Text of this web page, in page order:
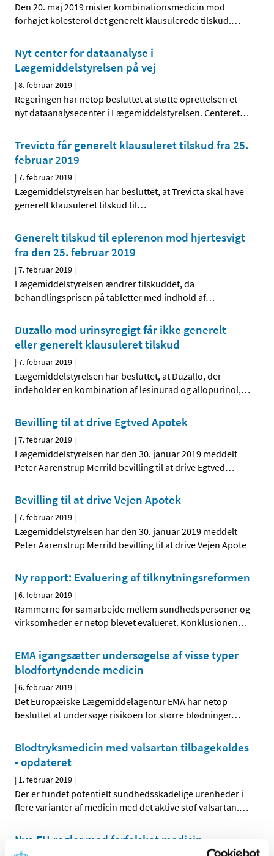
Den 20. maj 2019 mister kombinationsmedicin mod
forhøjet kolesterol det generelt klausulerede tilskud.…
Nyt center for dataanalyse i
Lægemiddelstyrelsen på vej
|8. februar 2019 |
Regeringen har netop besluttet at støtte oprettelsen et
nyt dataanalysecenter i Lægemiddelstyrelsen. Centeret…
Trevicta får generelt klausuleret tilskud fra 25.
februar 2019
|7. februar 2019 |
Lægemiddelstyrelsen har besluttet, at Trevicta skal have
generelt klausuleret tilskud til…
Generelt tilskud til eplerenon mod hjertesvigt
fra den 25. februar 2019
|7. februar 2019 |
Lægemiddelstyrelsen ændrer tilskuddet, da
behandlingsprisen på tabletter med indhold af…
Duzallo mod urinsyregigt får ikke generelt
eller generelt klausuleret tilskud
|7. februar 2019 |
Lægemiddelstyrelsen har besluttet, at Duzallo, der
indeholder en kombination af lesinurad og allopurinol,…
Bevilling til at drive Egtved Apotek
|7. februar 2019 |
Lægemiddelstyrelsen har den 30. januar 2019 meddelt
Peter Aarenstrup Merrild bevilling til at drive Egtved…
Bevilling til at drive Vejen Apotek
|7. februar 2019 |
Lægemiddelstyrelsen har den 30. januar 2019 meddelt
Peter Aarenstrup Merrild bevilling til at drive Vejen Apote
Ny rapport: Evaluering af tilknytningsreformen
|6. februar 2019 |
Rammerne for samarbejde mellem sundhedspersoner og
virksomheder er netop blevet evalueret. Konklusionen…
EMA igangsætter undersøgelse af visse typer
blodfortyndende medicin
|6. februar 2019 |
Det Europæiske Lægemiddelagentur EMA har netop
besluttet at undersøge risikoen for større blødninger…
Blodtryksmedicin med valsartan tilbagekaldes
- opdateret
| 1. februar 2019 |
Der er fundet potentielt sundhedsskadelige urenheder i
flere varianter af medicin med det aktive stof valsartan.…
Nye EU-regler mod forfalsket medicin